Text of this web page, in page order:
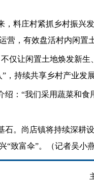
，料庄村紧抓乡村振兴
营，有效盘活村内闲置
仅让闲置土地焕发新
，持续共享乡村产业发
绍：“我们采用蔬菜和
石。尚店镇将持续深耕
“致富伞”。（记者吴小